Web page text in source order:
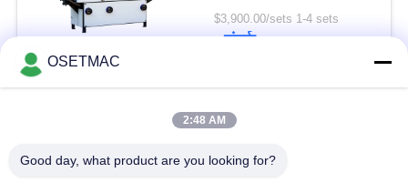
$3,900.00/sets 1-4 sets
संपर्क
लोकप्रिय श्रेणियां
OSETMAC
2:48 AM
Good day, what product are you looking for?